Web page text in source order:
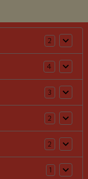
2
4
3
2
2
1